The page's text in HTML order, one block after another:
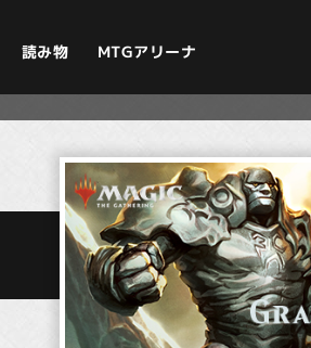
読み物 MTGアリーナ